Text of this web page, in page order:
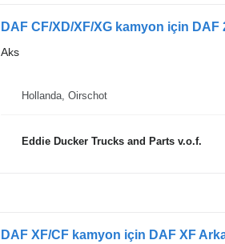
DAF CF/XD/XF/XG kamyon için
Aks
Hollanda, Oirschot
Eddie Ducker Trucks and Parts v.o.f.
DAF XF/CF kamyon için DAF XF